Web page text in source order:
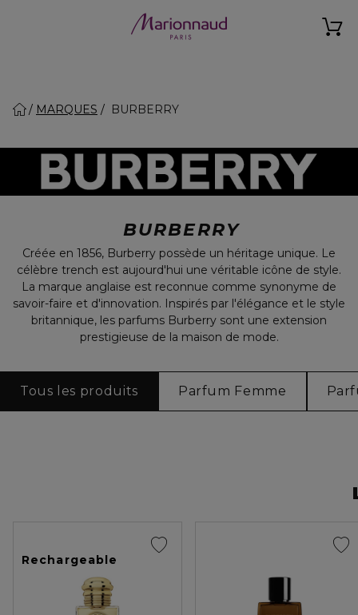
MARQUES BURBERRY
BURBERRY
Créée en 1856, Burberry possède un héritage unique. Le
célèbre trench est aujourd'hui une véritable icône de style.
La marque anglaise est reconnue comme synonyme de
savoir-faire et d'innovation. Inspirés par l'élégance et le style
britannique, les parfums Burberry sont une extension
prestigieuse de la maison de mode.
Tous les produits Parfum Femme
Rechargeable